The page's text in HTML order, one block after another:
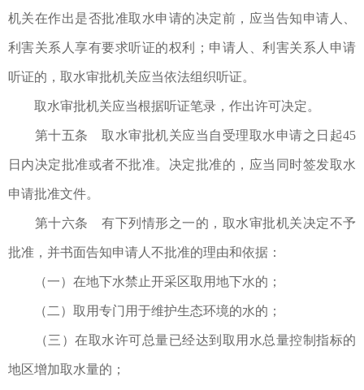
机关在作出是否批准取水申请的决定前，应当告知申请人、
利害关系人享有要求听证的权利；申请人、利害关系人申请
听证的，取水审批机关应当依法组织听证。
取水审批机关应当根据听证笔录，作出许可决定。
第十五条 取水审批机关应当自受理取水申请之日起45
日内决定批准或者不批准。决定批准的，应当同时签发取水
申请批准文件。
第十六条 有下列情形之一的，取水审批机关决定不予
批准，并书面告知申请人不批准的理由和依据：
（一）在地下水禁止开采区取用地下水的；
（二）取用专门用于维护生态环境的水的；
（三）在取水许可总量已经达到取用水总量控制指标的
地区增加取水量的；